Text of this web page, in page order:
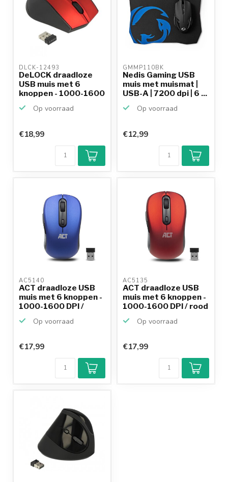
DLCK-12493
DeLOCK draadloze
USB muis met 6
knoppen - 1000-1600
Op voorraad
€18,99
GMMP110BK
Nedis Gaming USB
muis met muismat |
USB-A | 7200 dpi | 6 ...
Op voorraad
€12,99
AC5140
ACT draadloze USB
muis met 6 knoppen -
1000-1600 DPI /
Op voorraad
€17,99
AC5135
ACT draadloze USB
muis met 6 knoppen -
1000-1600 DPI / rood
Op voorraad
€17,99